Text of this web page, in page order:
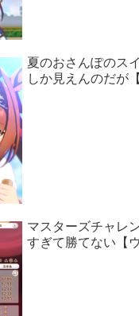
夏のおさんぽのス
しか見えんのだが
マスターズチャレ
すぎて勝てない【